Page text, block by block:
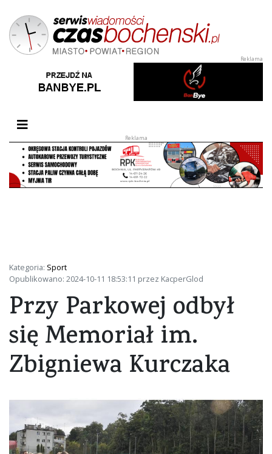
Przełącz nawigację
Kategoria: Sport
Opublikowano: 2024-10-11 18:53:11 przez KacperGlod
Przy Parkowej odbył
się Memoriał im.
Zbigniewa Kurczaka